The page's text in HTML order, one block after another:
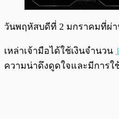
วันพฤหัสบดีที่ 2 มกราคมที่ผ่า
เหล่าเจ้ามือได้ใช้เงินจำนวน
ความน่าดึงดูดใจและมีการใ